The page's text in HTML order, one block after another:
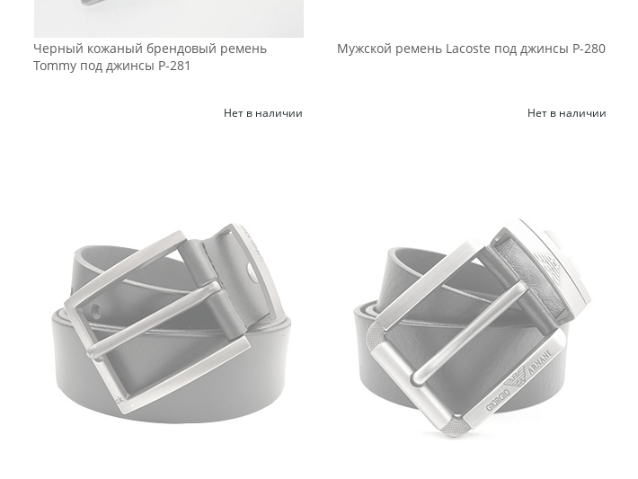
Черный кожаный брендовый ремень
Tommy под джинсы Р-281
Нет в наличии
Мужской ремень Lacoste под джинсы Р-280
Нет в наличии